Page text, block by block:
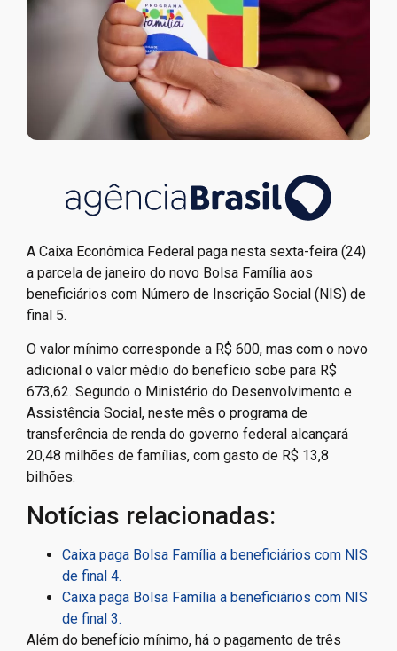
A Caixa Econômica Federal paga nesta sexta-feira (24)
a parcela de janeiro do novo Bolsa Família aos
beneficiários com Número de Inscrição Social (NIS) de
final 5.
O valor mínimo corresponde a R$ 600, mas com o novo
adicional o valor médio do benefício sobe para R$
673,62. Segundo o Ministério do Desenvolvimento e
Assistência Social, neste mês o programa de
transferência de renda do governo federal alcançará
20,48 milhões de famílias, com gasto de R$ 13,8
bilhões.
Notícias relacionadas:
Caixa paga Bolsa Família a beneficiários com NIS
de final 4.
Caixa paga Bolsa Família a beneficiários com NIS
de final 3.
Além do benefício mínimo, há o pagamento de três